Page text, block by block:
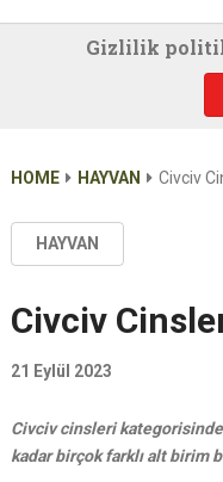
Gizlilik
HOME HAYVAN Civciv
HAYVAN
Civciv
21 Eylül 2023
Civciv cinsleri
kadar birçok farklı alt birim